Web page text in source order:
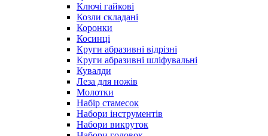
Ключі гайкові
Козли складані
Коронки
Косинці
Круги абразивні відрізні
Круги абразивні шліфувальні
Кувалди
Леза для ножів
Молотки
Набір стамесок
Набори інструментів
Набори викруток